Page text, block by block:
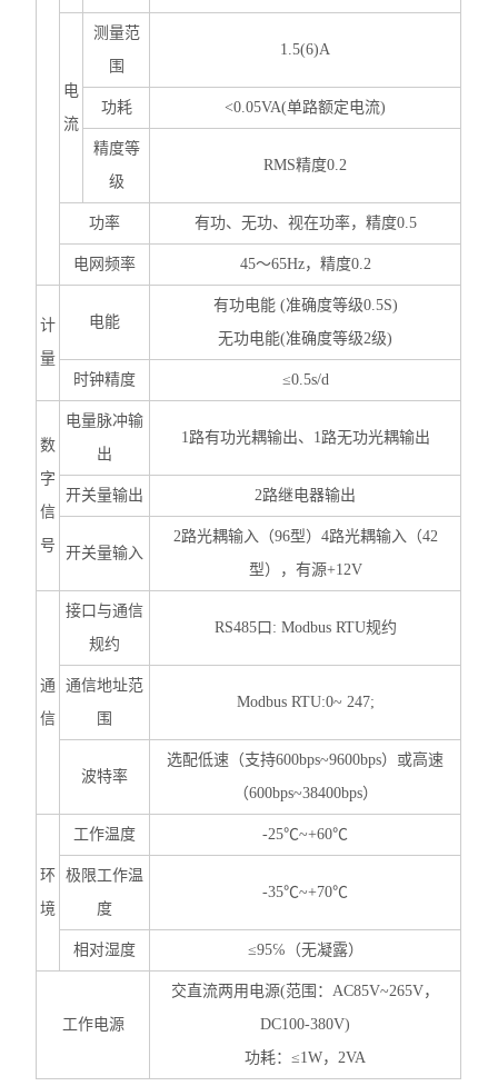
电
流
测量范
围
1.5(6)A
功耗 <0.05VA(单路额定电流)
精度等
级
RMS精度0.2
功率 有功、无功、视在功率，精度0.5
电网频率 45～65Hz，精度0.2
计
量
电能
有功电能 (准确度等级0.5S)
无功电能(准确度等级2级)
时钟精度 ≤0.5s/d
数
字
信
号
电量脉冲输
出
1路有功光耦输出、1路无功光耦输出
开关量输出 2路继电器输出
开关量输入
2路光耦输入（96型）4路光耦输入（42
型），有源+12V
通
信
接口与通信
规约
RS485口: Modbus RTU规约
通信地址范
围
Modbus RTU:0~ 247;
波特率
选配低速（支持600bps~9600bps）或高速
（600bps~38400bps）
环
境
工作温度 -25℃~+60℃
极限工作温
度
-35℃~+70℃
相对湿度 ≤95℅（无凝露）
工作电源
交直流两用电源(范围：AC85V~265V，
DC100-380V)
功耗：≤1W，2VA